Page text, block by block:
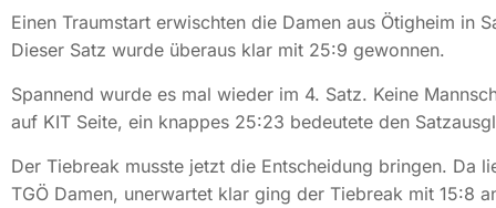
Einen Traumstart erwischten die Damen aus Ötigheim in
Dieser Satz wurde überaus klar mit 25:9 gewonnen.
Spannend wurde es mal wieder im 4. Satz. Keine
auf KIT Seite, ein knappes 25:23 bedeutete den
Der Tiebreak musste jetzt die Entscheidung bringen. Da
TGÖ Damen, unerwartet klar ging der Tiebreak mit 15:8